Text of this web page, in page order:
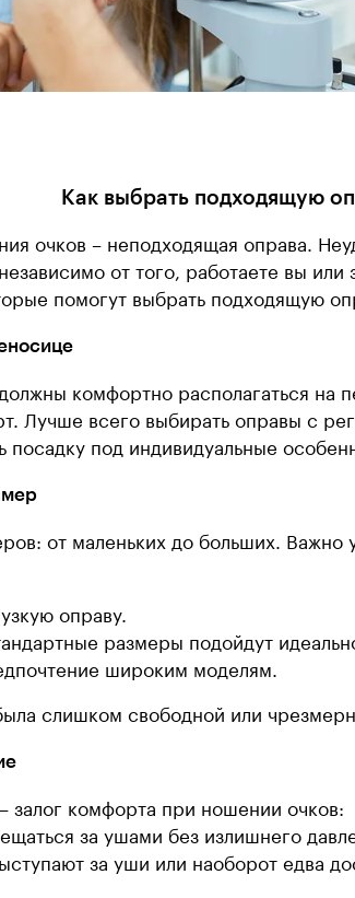
Как выбрать подходящую
очков – неподходящая оправа.
от того, работаете вы
помогут выбрать подходящую
комфортно располагаться на
Лучше всего выбирать оправы с
посадку под индивидуальные
от маленьких до больших. Важно
оправу.
размеры подойдут
широким моделям.
слишком свободной или
залог комфорта при ношении очков:
за ушами без излишнего
за уши или наоборот едва